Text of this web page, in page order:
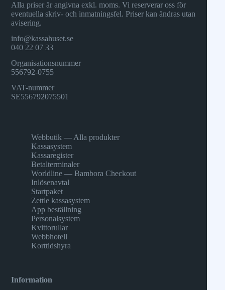
Alla priser är angivna exkl. moms. Vi reserverar oss för
eventuella skriv- och inmatningsfel. Priser kan ändras utan
avisering.
info@kassahuset.se
040 22 07 33
Organisationsnummer
556792-0755
VAT-nummer
SE556792075501
Webbutik — Alla produkter
Kassasystem
Kassaregister
Betalterminaler
Worldline — Bambora Checkout
Inlösenavtal
Startpaket
Zettle kassasystem
App beställning
Personalsystem
Kvittorullar
Webbhotell
Korttidshyra
Information